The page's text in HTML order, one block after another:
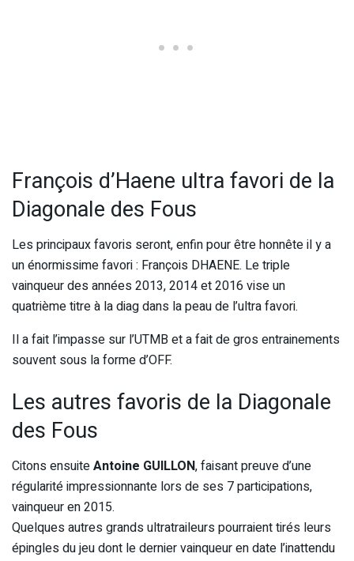
François d’Haene ultra favori de la
Diagonale des Fous
Les principaux favoris seront, enfin pour être honnête il y a
un énormissime favori : François DHAENE. Le triple
vainqueur des années 2013, 2014 et 2016 vise un
quatrième titre à la diag dans la peau de l’ultra favori.
Il a fait l’impasse sur l’UTMB et a fait de gros entrainements
souvent sous la forme d’OFF.
Les autres favoris de la Diagonale
des Fous
Citons ensuiteAntoine GUILLON, faisant preuve d’une
régularité impressionnante lors de ses 7 participations,
vainqueur en 2015.
Quelques autres grands ultratraileurs pourraient tirés leurs
épingles du jeu dont le dernier vainqueur en date l’inattendu